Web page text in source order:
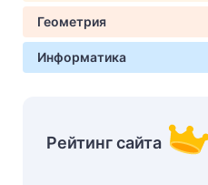
Геометрия
Информатика
Рейтинг сайта